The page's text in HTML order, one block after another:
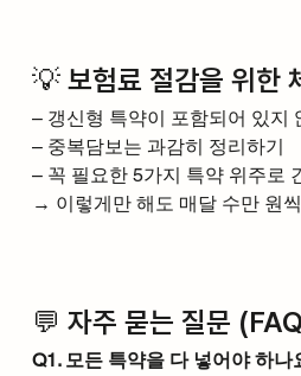
💡 보험료 절감을 위한
– 갱신형 특약이 포함되어 있지
– 중복담보는 과감히 정리하기
– 꼭 필요한 5가지 특약 위주로
→ 이렇게만 해도 매달 수만 원
💬 자주 묻는 질문
Q1. 모든 특약을 다 넣어야 하나